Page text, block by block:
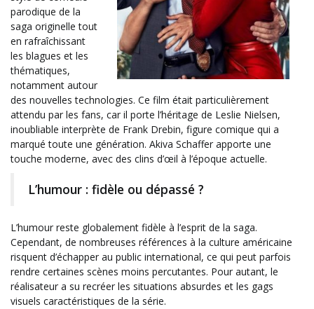
parodique de la
saga originelle tout
en rafraîchissant
les blagues et les
thématiques,
notamment autour
des nouvelles technologies. Ce film était particulièrement
attendu par les fans, car il porte l’héritage de Leslie Nielsen,
inoubliable interprète de Frank Drebin, figure comique qui a
marqué toute une génération. Akiva Schaffer apporte une
touche moderne, avec des clins d’œil à l’époque actuelle.
L’humour : fidèle ou dépassé ?
L’humour reste globalement fidèle à l’esprit de la saga.
Cependant, de nombreuses références à la culture américaine
risquent d’échapper au public international, ce qui peut parfois
rendre certaines scènes moins percutantes. Pour autant, le
réalisateur a su recréer les situations absurdes et les gags
visuels caractéristiques de la série.